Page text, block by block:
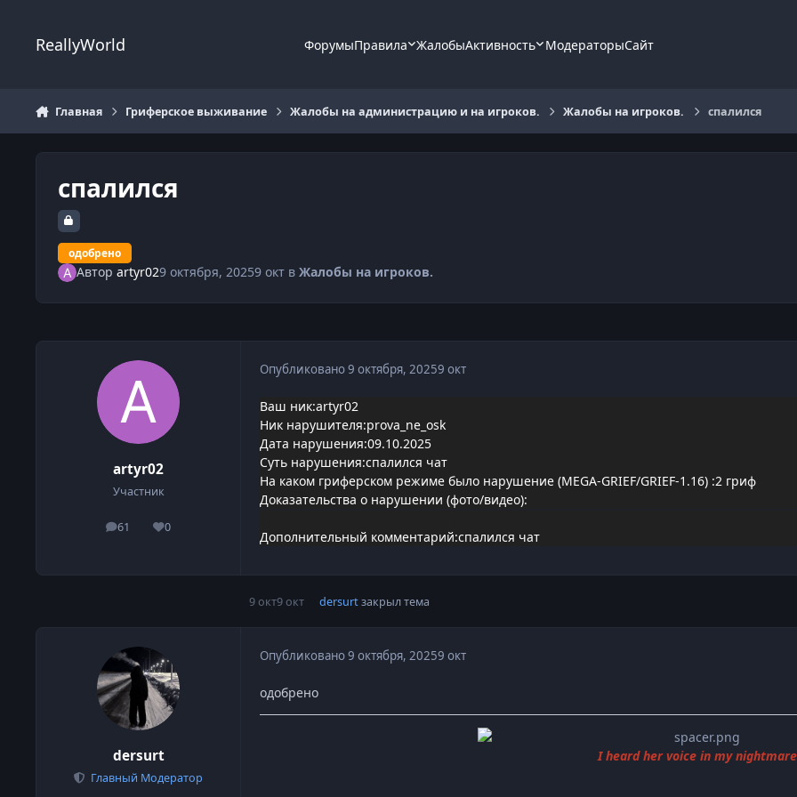
ReallyWorld ФорумыПравила ЖалобыАктивность МодераторыСайт
Главная Гриферское выживание Жалобы на администрацию и на игроков. Жалобы на игроков. спалился
спалился
одобрено
Автор artyr029 октября, 20259 октв Жалобы на игроков.
artyr02
Участник
61
сообщения
0
Репутация
Опубликовано9 октября, 20259 окт
Ваш ник:artyr02
Ник нарушителя:prova_ne_osk
Дата нарушения:09.10.2025
Суть нарушения:спалился чат
На каком гриферском режиме было нарушение (MEGA-GRIEF/GRIEF-1.16) :2 гриф
Доказательства о нарушении (фото/видео):
Дополнительный комментарий:спалился чат
9 окт9 окт dersurtзакрыл тема
dersurt
Главный Модератор
Опубликовано9 октября, 20259 окт
одобрено
I heard her voice in my